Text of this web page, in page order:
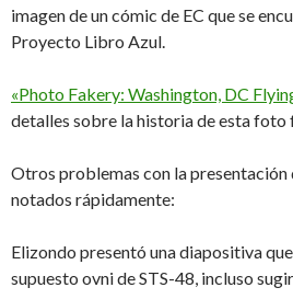
imagen de un cómic de EC que se
Proyecto Libro Azul.
«Photo Fakery: Washington, DC
detalles sobre la historia de esta foto
Otros problemas con la presentación
notados rápidamente:
Elizondo presentó una diapositiva
supuesto ovni de STS-48, incluso